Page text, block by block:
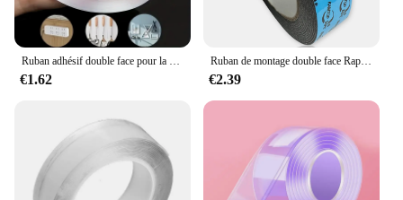
Ruban adhésif double face pour la salle de bain, appareil ménager, ruban étanche sans lueur, gel pour robinet d'évier, équipement de cuisine, 1 m, 3 m, 5m
€1.62
Ruban de montage double face RapDuty, ruban mousse, décoration d'intérieur, décoration de bureau, 1 rouleau
€2.39